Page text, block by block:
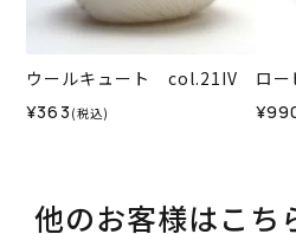
ウールキュート col.21IV
¥363 (税込)
ロ
他のお客様はこち